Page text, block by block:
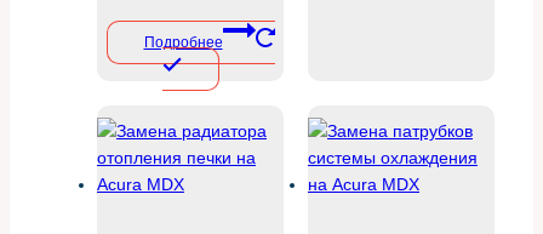
Подробнее